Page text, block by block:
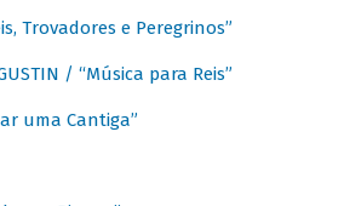
Trovadores e Peregrinos”
/ “Música para Reis”
uma Cantiga”